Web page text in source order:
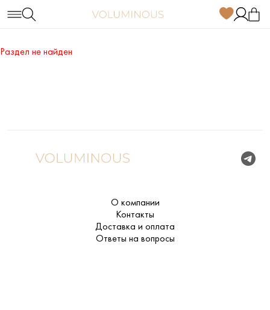
Раздел не найден
О компании
Контакты
Доставка и оплата
Ответы на вопросы